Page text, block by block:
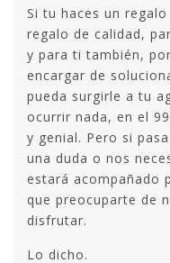
Si tu haces un
regalo de calidad,
y para ti también,
encargar de
pueda surgirle a tu
ocurrir nada, en el
y genial. Pero si
una duda o nos
estará acompañado
que preocuparte de
disfrutar.
Lo dicho.